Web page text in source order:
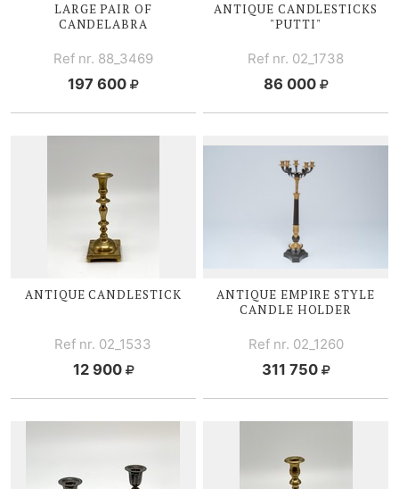
LARGE PAIR OF
CANDELABRA
Ref nr. 88_3469
197 600
ANTIQUE CANDLESTICKS
"PUTTI"
Ref nr. 02_1738
86 000
ANTIQUE CANDLESTICK
Ref nr. 02_1533
12 900
ANTIQUE EMPIRE STYLE
CANDLE HOLDER
Ref nr. 02_1260
311 750